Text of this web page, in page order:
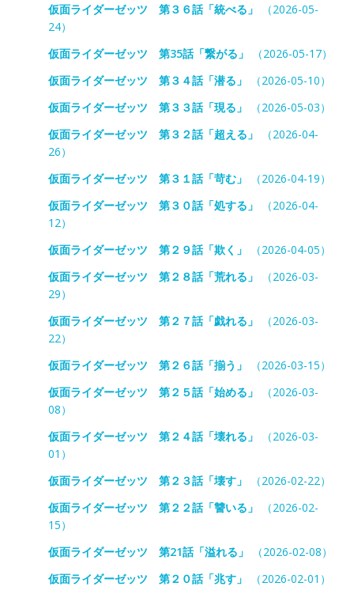
仮面ライダーゼッツ 第３６話「統べる」
（2026-05-
24）
仮面ライダーゼッツ 第35話「繋がる」
（2026-05-17）
仮面ライダーゼッツ 第３４話「潜る」
（2026-05-10）
仮面ライダーゼッツ 第３３話「現る」
（2026-05-03）
仮面ライダーゼッツ 第３２話「超える」
（2026-04-
26）
仮面ライダーゼッツ 第３１話「苛む」
（2026-04-19）
仮面ライダーゼッツ 第３０話「処する」
（2026-04-
12）
仮面ライダーゼッツ 第２９話「欺く」
（2026-04-05）
仮面ライダーゼッツ 第２８話「荒れる」
（2026-03-
29）
仮面ライダーゼッツ 第２７話「戯れる」
（2026-03-
22）
仮面ライダーゼッツ 第２６話「揃う」
（2026-03-15）
仮面ライダーゼッツ 第２５話「始める」
（2026-03-
08）
仮面ライダーゼッツ 第２４話「壊れる」
（2026-03-
01）
仮面ライダーゼッツ 第２３話「壊す」
（2026-02-22）
仮面ライダーゼッツ 第２２話「讐いる」
（2026-02-
15）
仮面ライダーゼッツ 第21話「溢れる」
（2026-02-08）
仮面ライダーゼッツ 第２０話「兆す」
（2026-02-01）